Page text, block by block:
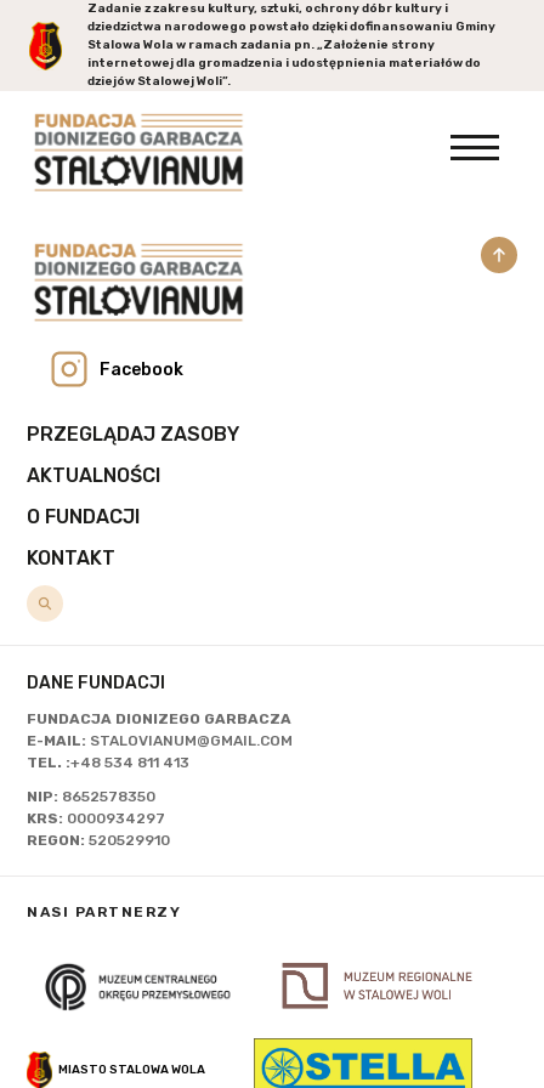
Zadanie z zakresu kultury, sztuki, ochrony dóbr kultury i
dziedzictwa narodowego powstało dzięki dofinansowaniu Gminy
Stalowa Wolaw ramach zadania pn. „Założenie strony
internetowej dla gromadzenia i udostępnienia materiałów do
dziejów Stalowej Woli”.
Facebook
PRZEGLĄDAJ ZASOBY
AKTUALNOŚCI
O FUNDACJI
KONTAKT
DANE FUNDACJI
FUNDACJA DIONIZEGO GARBACZA
E-MAIL: STALOVIANUM@GMAIL.COM
TEL. :+48 534 811 413
NIP: 8652578350
KRS: 0000934297
REGON:520529910
NASI PARTNERZY
MIASTO STALOWA WOLA